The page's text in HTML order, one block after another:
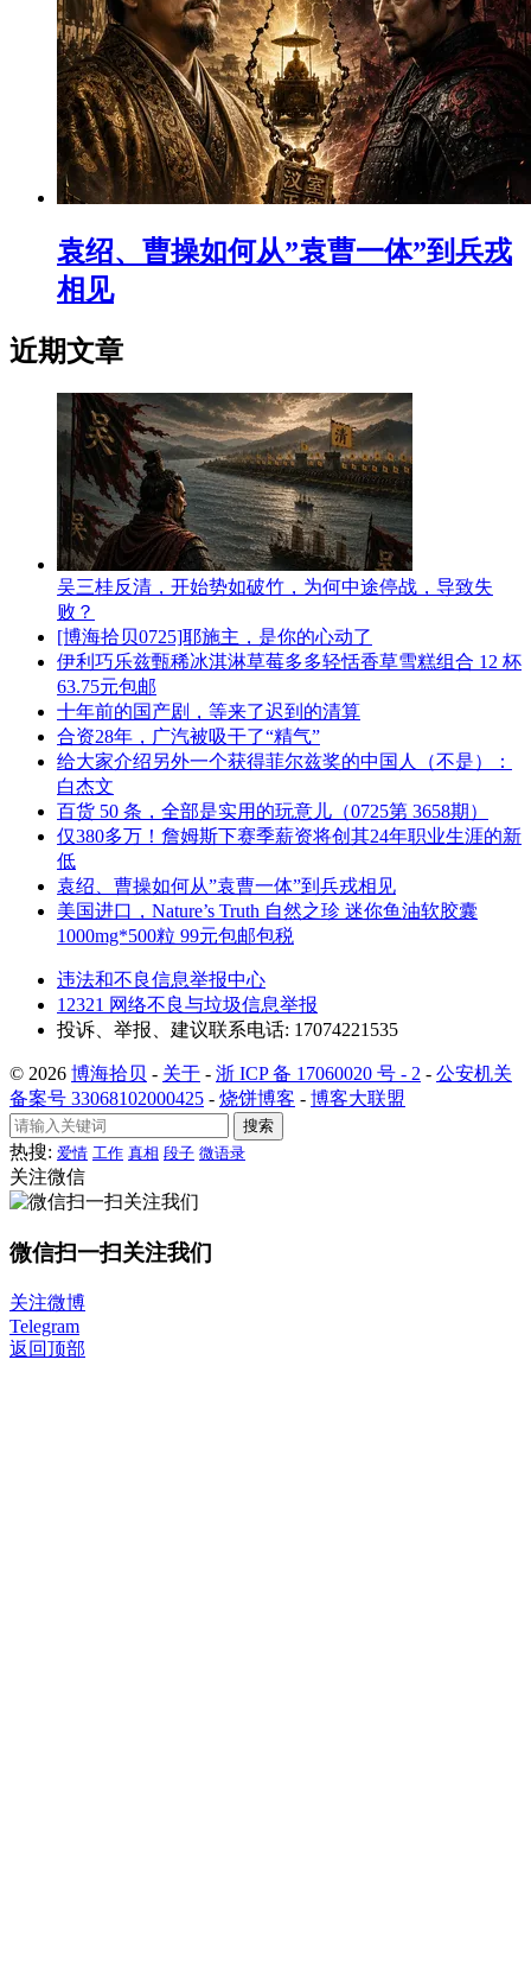
袁绍、曹操如何从”袁曹一体”到兵戎
相见
近期文章
吴三桂反清，开始势如破竹，为何中途停战，导致失
败？
[博海拾贝0725]耶施主，是你的心动了
伊利巧乐兹甄稀冰淇淋草莓多多轻恬香草雪糕组合 12 杯
63.75元包邮
十年前的国产剧，等来了迟到的清算
合资28年，广汽被吸干了“精气”
给大家介绍另外一个获得菲尔兹奖的中国人（不是）：
白杰文
百货 50 条，全部是实用的玩意儿（0725第 3658期）
仅380多万！詹姆斯下赛季薪资将创其24年职业生涯的新
低
袁绍、曹操如何从”袁曹一体”到兵戎相见
美国进口，Nature’s Truth 自然之珍 迷你鱼油软胶囊
1000mg*500粒 99元包邮包税
违法和不良信息举报中心
12321 网络不良与垃圾信息举报
投诉、举报、建议联系电话: 17074221535
© 2026 博海拾贝 - 关于 - 浙 ICP 备 17060020 号 - 2 - 公安机关
备案号 33068102000425 - 烧饼博客 - 博客大联盟
搜索
热搜: 爱情 工作 真相 段子 微语录
关注微信
微信扫一扫关注我们
关注微博
Telegram
返回顶部